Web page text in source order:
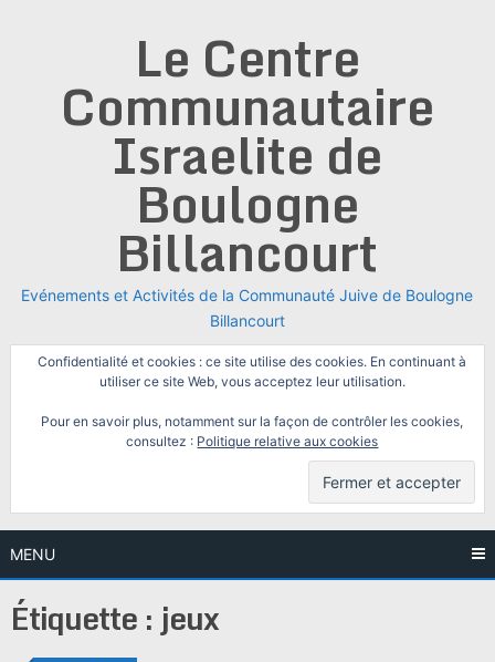
Le Centre
Communautaire
Israelite de
Boulogne
Billancourt
Evénements et Activités de la Communauté Juive de Boulogne
Billancourt
Confidentialité et cookies : ce site utilise des cookies. En continuant à
utiliser ce site Web, vous acceptez leur utilisation.
Pour en savoir plus, notamment sur la façon de contrôler les cookies,
consultez : Politique relative aux cookies
MENU
Étiquette : jeux